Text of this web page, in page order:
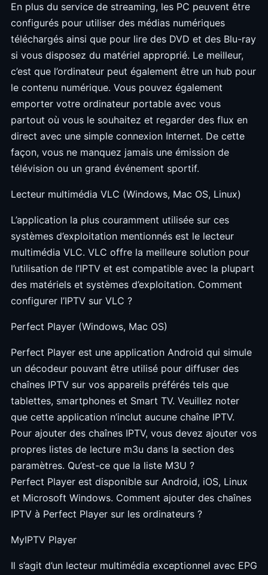
En plus du service de streaming, les PC peuvent être
configurés pour utiliser des médias numériques
téléchargés ainsi que pour lire des DVD et des Blu-ray
si vous disposez du matériel approprié. Le meilleur,
c’est que l’ordinateur peut également être un hub pour
le contenu numérique. Vous pouvez également
emporter votre ordinateur portable avec vous
partout où vous le souhaitez et regarder des flux en
direct avec une simple connexion Internet. De cette
façon, vous ne manquez jamais une émission de
télévision ou un grand événement sportif.
Lecteur multimédia VLC (Windows, Mac OS, Linux)
L’application la plus couramment utilisée sur ces
systèmes d’exploitation mentionnés est le lecteur
multimédia VLC. VLC offre la meilleure solution pour
l’utilisation de l’IPTV et est compatible avec la plupart
des matériels et systèmes d’exploitation. Comment
configurer l’IPTV sur VLC ?
Perfect Player (Windows, Mac OS)
Perfect Player est une application Android qui simule
un décodeur pouvant être utilisé pour diffuser des
chaînes IPTV sur vos appareils préférés tels que
tablettes, smartphones et Smart TV. Veuillez noter
que cette application n’inclut aucune chaîne IPTV.
Pour ajouter des chaînes IPTV, vous devez ajouter vos
propres listes de lecture m3u dans la section des
paramètres. Qu’est-ce que la liste M3U ?
Perfect Player est disponible sur Android, iOS, Linux
et Microsoft Windows. Comment ajouter des chaînes
IPTV à Perfect Player sur les ordinateurs ?
MyIPTV Player
Il s’agit d’un lecteur multimédia exceptionnel avec EPG